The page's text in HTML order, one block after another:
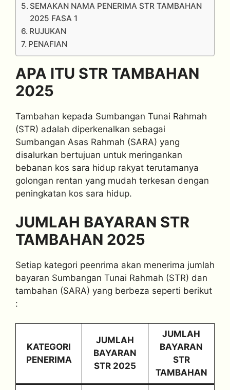
SEMAKAN NAMA PENERIMA STR TAMBAHAN
2025 FASA 1
RUJUKAN
PENAFIAN
APA ITU STR TAMBAHAN
2025
Tambahan kepada Sumbangan Tunai Rahmah
(STR) adalah diperkenalkan sebagai
Sumbangan Asas Rahmah (SARA) yang
disalurkan bertujuan untuk meringankan
bebanan kos sara hidup rakyat terutamanya
golongan rentan yang mudah terkesan dengan
peningkatan kos sara hidup.
JUMLAH BAYARAN STR
TAMBAHAN 2025
Setiap kategori peenrima akan menerima jumlah
bayaran Sumbangan Tunai Rahmah (STR) dan
tambahan (SARA) yang berbeza seperti berikut
:
KATEGORI
PENERIMA
JUMLAH
BAYARAN
STR 2025
JUMLAH
BAYARAN
STR
TAMBAHAN